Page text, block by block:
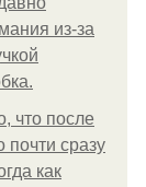
из-за
что после
почти сразу
как